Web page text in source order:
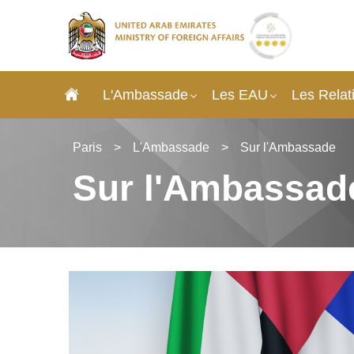
L'Ambassade Les EAU Les
Paris > L'Ambassade > Sur l'Ambassade
Sur